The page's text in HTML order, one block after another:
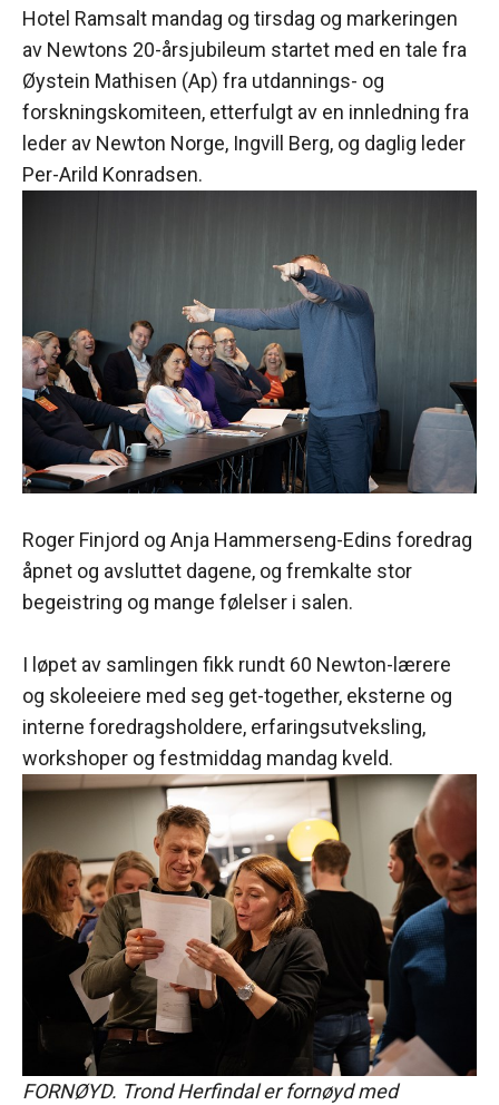
Hotel Ramsalt mandag og tirsdag og markeringen
av Newtons 20-årsjubileum startet med en tale fra
Øystein Mathisen (Ap) fra utdannings- og
forskningskomiteen, etterfulgt av en innledning fra
leder av Newton Norge, Ingvill Berg, og daglig leder
Per-Arild Konradsen.
Roger Finjord og Anja Hammerseng-Edins foredrag
åpnet og avsluttet dagene, og fremkalte stor
begeistring og mange følelser i salen.
I løpet av samlingen fikk rundt 60 Newton-lærere
og skoleeiere med seg get-together, eksterne og
interne foredragsholdere, erfaringsutveksling,
workshoper og festmiddag mandag kveld.
FORNØYD. Trond Herfindal er fornøyd med